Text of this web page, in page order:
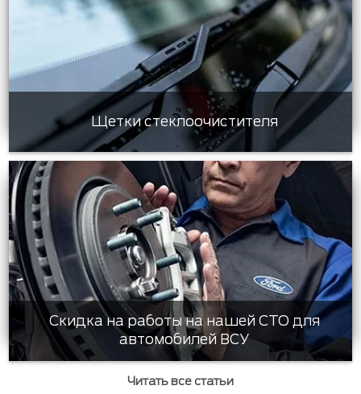
Щетки стеклоочистителя
Скидка на работы на нашей СТО для
автомобилей ВСУ
Читать все статьи